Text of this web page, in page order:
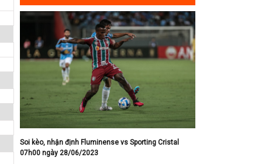
Soi kèo, nhận định Fluminense vs Sporting Cristal
07h00 ngày 28/06/2023